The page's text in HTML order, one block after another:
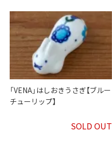
「VENA」はしおきうさぎ【ブルー
チューリップ】
SOLD OUT